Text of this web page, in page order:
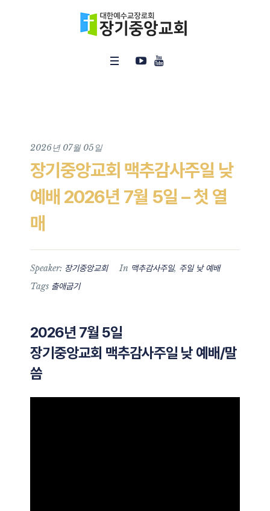
2026년 07월 05일
장기중앙교회 맥추감사주일 낮
예배 2026년 7월 5일 – 첫 열
매
Speaker: 장기중앙교회 In 맥추감사주일, 주일 낮 예배
Tags 출애굽기
2026년 7월 5일
장기중앙교회 맥추감사주일 낮 예배/말
씀